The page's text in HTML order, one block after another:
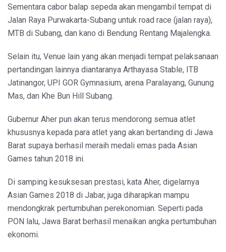
Sementara cabor balap sepeda akan mengambil tempat di
Jalan Raya Purwakarta-Subang untuk road race (jalan raya),
MTB di Subang, dan kano di Bendung Rentang Majalengka.
Selain itu, Venue lain yang akan menjadi tempat pelaksanaan
pertandingan lainnya diantaranya Arthayasa Stable, ITB
Jatinangor, UPI GOR Gymnasium, arena Paralayang, Gunung
Mas, dan Khe Bun Hill Subang.
Gubernur Aher pun akan terus mendorong semua atlet
khususnya kepada para atlet yang akan bertanding di Jawa
Barat supaya berhasil meraih medali emas pada Asian
Games tahun 2018 ini.
Di samping kesuksesan prestasi, kata Aher, digelarnya
Asian Games 2018 di Jabar, juga diharapkan mampu
mendongkrak pertumbuhan perekonomian. Seperti pada
PON lalu, Jawa Barat berhasil menaikan angka pertumbuhan
ekonomi.